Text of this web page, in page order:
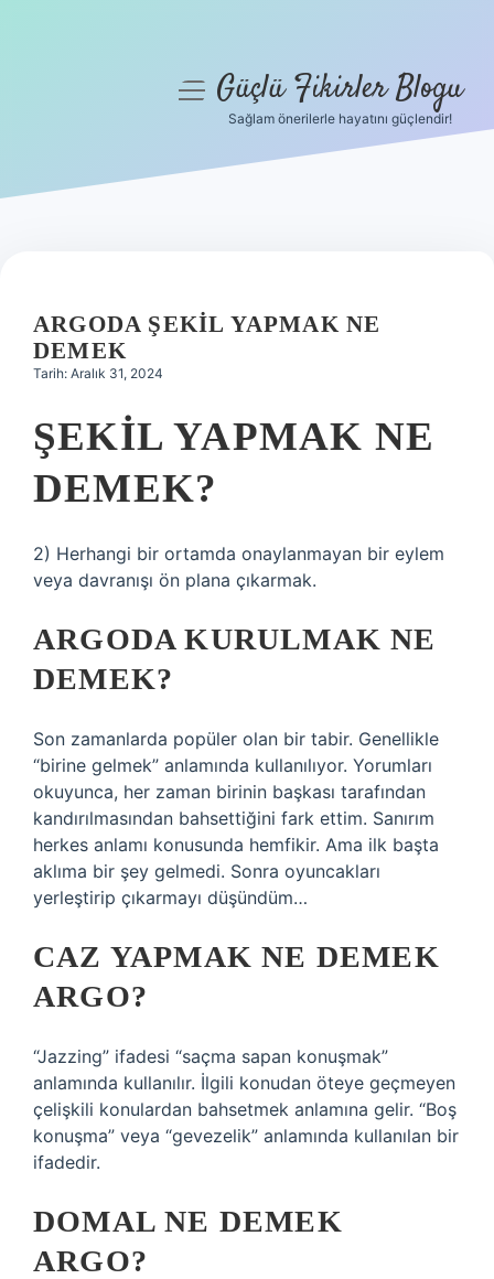
Hakkımızda
menüyüGüçlü Fikirler Blogu
Sağlam önerilerle hayatını güçlendir!
ARGODA ŞEKIL YAPMAK NE
DEMEK
Tarih: Aralık 31, 2024
ŞEKIL YAPMAK NE
DEMEK?
2) Herhangi bir ortamda onaylanmayan bir eylem
veya davranışı ön plana çıkarmak.
ARGODA KURULMAK NE
DEMEK?
Son zamanlarda popüler olan bir tabir. Genellikle
“birine gelmek” anlamında kullanılıyor. Yorumları
okuyunca, her zaman birinin başkası tarafından
kandırılmasından bahsettiğini fark ettim. Sanırım
herkes anlamı konusunda hemfikir. Ama ilk başta
aklıma bir şey gelmedi. Sonra oyuncakları
yerleştirip çıkarmayı düşündüm…
CAZ YAPMAK NE DEMEK
ARGO?
“Jazzing” ifadesi “saçma sapan konuşmak”
anlamında kullanılır. İlgili konudan öteye geçmeyen
çelişkili konulardan bahsetmek anlamına gelir. “Boş
konuşma” veya “gevezelik” anlamında kullanılan bir
ifadedir.
DOMAL NE DEMEK
ARGO?